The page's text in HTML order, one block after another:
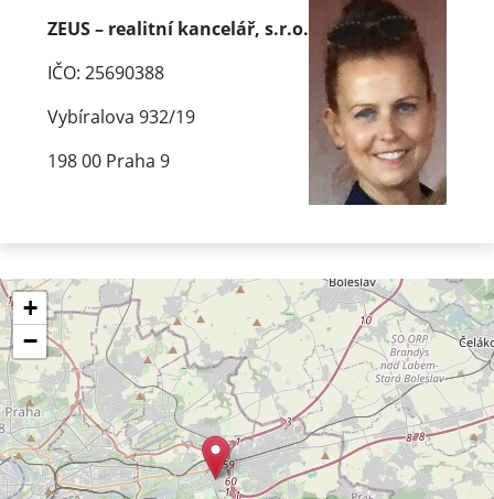
ZEUS – realitní kancelář, s.r.o.
IČO: 25690388
Vybíralova 932/19
198 00 Praha 9
+
−